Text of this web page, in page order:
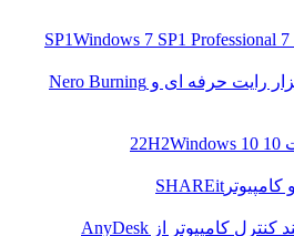
Windows 7 SP1 Professional
Nero Burning
Windows 10
SHAREit
کنترل کامپیوتر از AnyDesk